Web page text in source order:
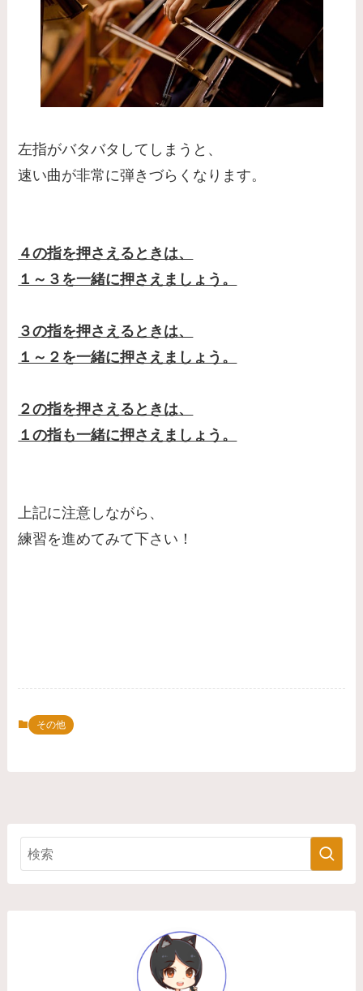
左指がバタバタしてしまうと、
速い曲が非常に弾きづらくなります。
４の指を押さえるときは、
１～３を一緒に押さえましょう。
３の指を押さえるときは、
１～２を一緒に押さえましょう。
２の指を押さえるときは、
１の指も一緒に押さえましょう。
上記に注意しながら、
練習を進めてみて下さい！
その他